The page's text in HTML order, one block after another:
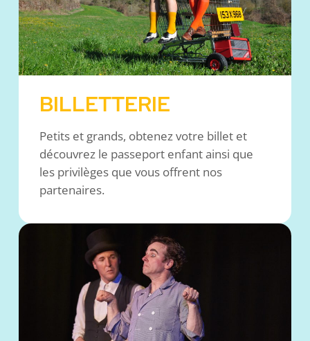
BILLETTERIE
Petits et grands, obtenez votre billet et
découvrez le passeport enfant ainsi que
les privilèges que vous offrent nos
partenaires.